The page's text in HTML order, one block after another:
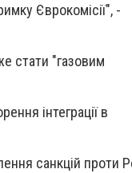
Єврокомісії", -
стати "газовим
інтеграції в
санкцій проти